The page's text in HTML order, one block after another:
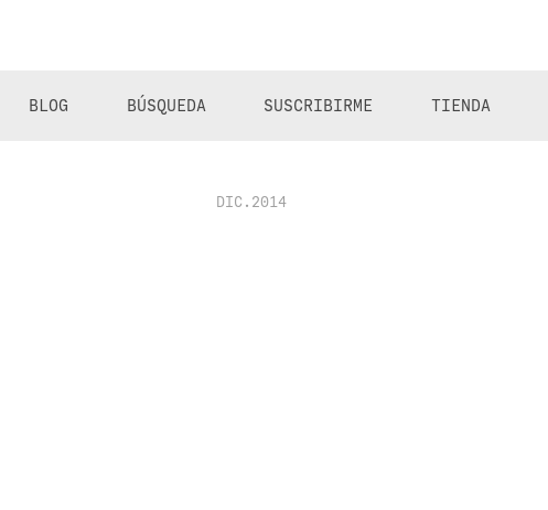
BLOG BÚSQUEDA SUSCRIBIRME TIENDA
DIC.2014